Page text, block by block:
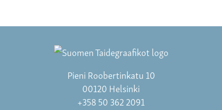
Pieni Roobertinkatu 10
00120 Helsinki
+358 50 362 2091